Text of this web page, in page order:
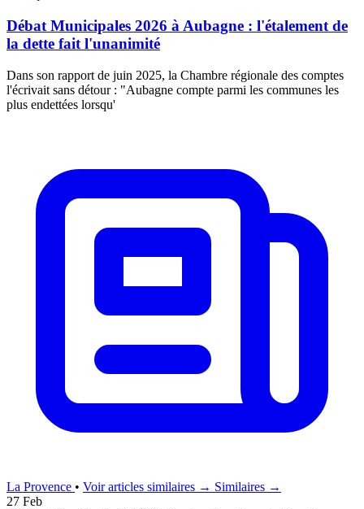
Débat Municipales 2026 à Aubagne : l'étalement de
la dette fait l'unanimité
Dans son rapport de juin 2025, la Chambre régionale des comptes
l'écrivait sans détour : "Aubagne compte parmi les communes les
plus endettées lorsqu'
La Provence • Voir articles similaires → Similaires →
27 Feb